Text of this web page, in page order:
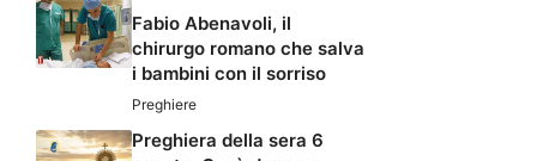
Fabio Abenavoli, il
chirurgo romano che salva
i bambini con il sorriso
Preghiere
Preghiera della sera 6